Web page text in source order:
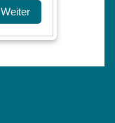
Weiter